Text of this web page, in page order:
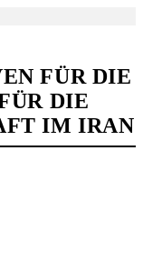
FÜR DIE
DIE
IM IRAN